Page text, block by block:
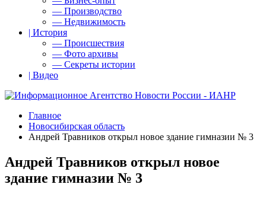
— Производство
— Недвижимость
| История
— Происшествия
— Фото архивы
— Секреты истории
| Видео
Главное
Новосибирская область
Андрей Травников открыл новое здание гимназии № 3
Андрей Травников открыл новое
здание гимназии № 3